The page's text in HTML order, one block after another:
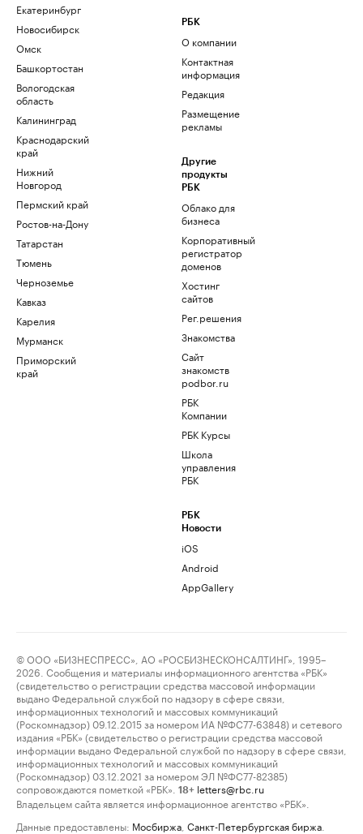
Екатеринбург
Новосибирск
Омск
Башкортостан
Вологодская
область
Калининград
Краснодарский
край
Нижний
Новгород
Пермский край
Ростов-на-Дону
Татарстан
Тюмень
Черноземье
Кавказ
Карелия
Мурманск
Приморский
край
РБК
О компании
Контактная
информация
Редакция
Размещение
рекламы
Другие
продукты
РБК
Облако для
бизнеса
Корпоративный
регистратор
доменов
Хостинг
сайтов
Рег.решения
Знакомства
Сайт
знакомств
podbor.ru
РБК
Компании
РБК Курсы
Школа
управления
РБК
РБК
Новости
iOS
Android
AppGallery
© ООО «БИЗНЕСПРЕСС», АО «РОСБИЗНЕСКОНСАЛТИНГ», 1995–
2026. Сообщения и материалы информационного агентства «РБК»
(свидетельство о регистрации средства массовой информации
выдано Федеральной службой по надзору в сфере связи,
информационных технологий и массовых коммуникаций
(Роскомнадзор) 09.12.2015 за номером ИА №ФС77-63848) и сетевого
издания «РБК» (свидетельство о регистрации средства массовой
информации выдано Федеральной службой по надзору в сфере связи,
информационных технологий и массовых коммуникаций
(Роскомнадзор) 03.12.2021 за номером ЭЛ №ФС77-82385)
сопровождаются пометкой «РБК».
18+ letters@rbc.ru
Владельцем сайта является информационное агентство «РБК».
Данные предоставлены: Мосбиржа Санкт-Петербургская биржа